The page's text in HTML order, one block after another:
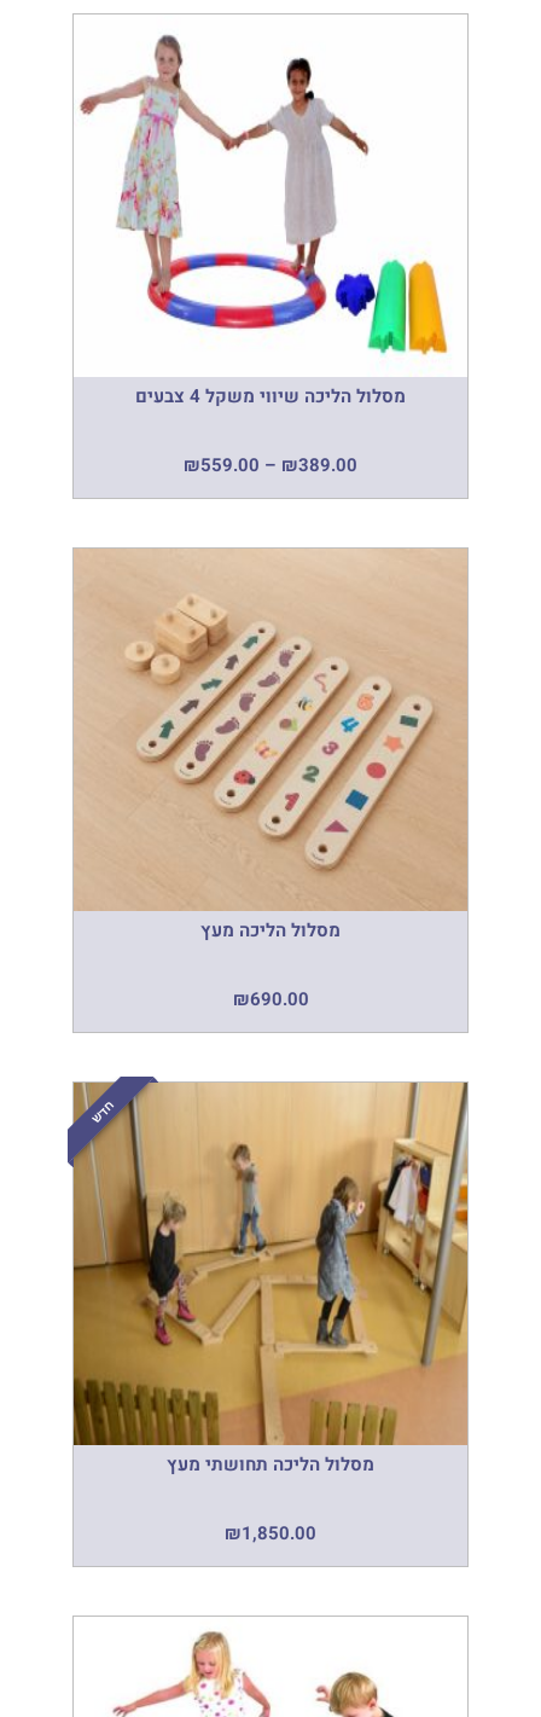
מסלול הליכה שיווי משקל 4 צבעים
₪389.00
–
₪559.00
מסלול הליכה מעץ
₪690.00
חדש
מסלול הליכה תחושתי מעץ
₪1,850.00